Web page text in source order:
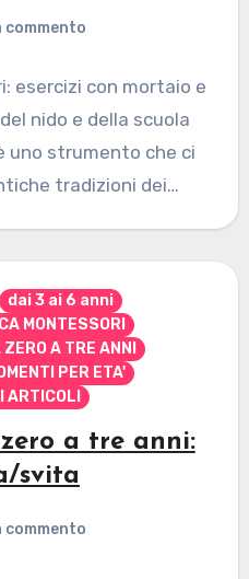
commento
esercizi con mortaio e
nido e della scuola
uno strumento che ci
tradizioni dei…
dai 3 ai 6 anni
MONTESSORI
A TRE ANNI
PER ETA'
ARTICOLI
a tre anni:
svita
commento